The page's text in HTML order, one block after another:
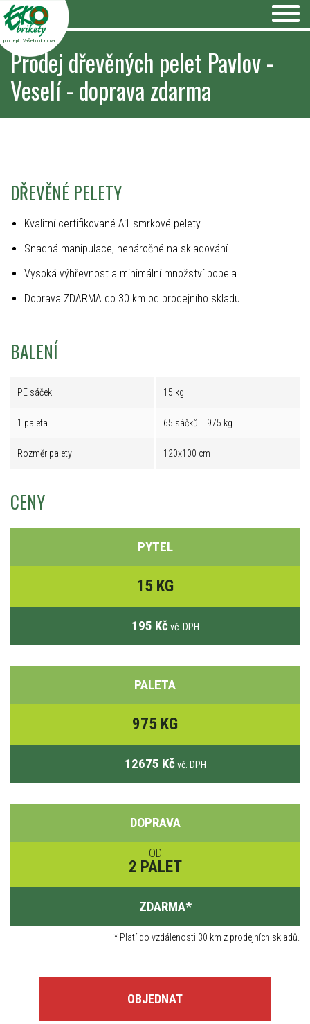
pro teplo Vašeho domova
Prodej dřevěných pelet Pavlov -
Veselí - doprava zdarma
DŘEVĚNÉ PELETY
Kvalitní certifikované A1 smrkové pelety
Snadná manipulace, nenáročné na skladování
Vysoká výhřevnost a minimální množství popela
Doprava ZDARMA do 30 km od prodejního skladu
BALENÍ
PE sáček 15 kg
1 paleta 65 sáčků = 975 kg
Rozměr palety 120x100 cm
CENY
PYTEL
15 KG
195 Kč vč. DPH
PALETA
975 KG
12675 Kč vč. DPH
DOPRAVA
OD
2 PALET
ZDARMA*
*Platí do vzdálenosti 30 km z prodejních skladů.
OBJEDNAT